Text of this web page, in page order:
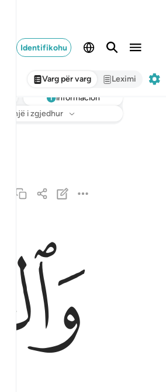
Identifikohu
Varg për varg Leximi
informacion
: Asnjë i zgjedhur
وَٱلصَّـٰٓفَّـٰتِ صَفًّۭا ١